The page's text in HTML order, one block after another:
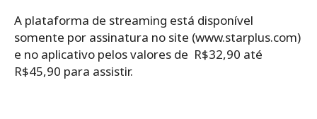
A plataforma de streaming está disponível
somente por assinatura no site (www.starplus.com)
e no aplicativo pelos valores de R$32,90 até
R$45,90 para assistir.